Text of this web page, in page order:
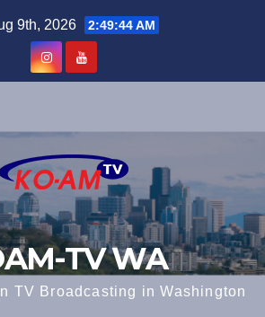
9th, 2026 2:49:45 AM
TV WA
TV Broadcasting in Washington